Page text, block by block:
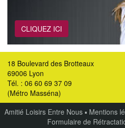
CLIQUEZ ICI
18 Boulevard des Brotteaux
69006 Lyon
Tél. : 06 60 69 37 09
(Métro Masséna)
Amitié Loisirs Entre Nous▪ Mentions
Formulaire de